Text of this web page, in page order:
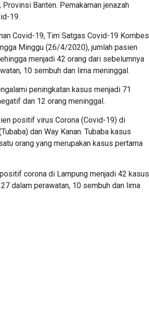
Banten. Pemakaman jenazah
19.
Covid-19, Tim Satgas Covid-19 Kombes
Minggu (26/4/2020), jumlah pasien
menjadi 42 orang dari sebelumnya
10 sembuh dan lima meninggal.
peningkatan kasus menjadi 71
dan 12 orang meninggal.
positif virus Corona (Covid-19) di
dan Way Kanan. Tubaba kasus
orang yang merupakan kasus pertama
corona di Lampung menjadi 42 kasus
dalam perawatan, 10 sembuh dan lima